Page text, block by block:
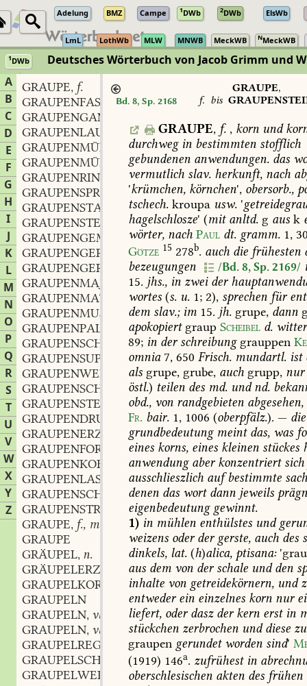
Adelung BMZ Campe 1DWb 2DWb ElsWb
LmL LothWb MLW MNWB MeckWB NMeckWB
1DWb Deutsches Wörterbuch von Jacob Grimm und
A
B
C
D
E
F
G
H
I
J
K
L
M
N
O
P
Q
R
S
T
U
V
W
X
Y
Z
GRAUPE, f.
GRAUPENFASZ
GRAUPENGANG
GRAUPENLAUF
GRAUPENMÜHLE
GRAUPENMÜLLEREI
GRAUPENRING
GRAUPENSPRUNG
GRAUPENSTAMPFE
GRAUPENSTEIN
GRAUPENGEMÜSE
GRAUPENGERICHT
GRAUPENGERSTE
GRAUPENMAJOR
GRAUPENMATZ
GRAUPENMUS
GRAUPENPALAIS
GRAUPENSCHLEIM
GRAUPENSUPPE
GRAUPENWEINSUPPE
GRAUPENSCHNEE
GRAUPENSTEIN
GRAUPENDRUSE
GRAUPENERZ
GRAUPENFORM
GRAUPENKOBALT
GRAUPENLASUR
GRAUPENSCHÖRL
GRAUPENSTREICHEN,vb.
GRAUPE, f., m.
GRAUPE
GRÄUPEL, n.
GRÄUPELERZ
GRAUPELKORN
GRAUPELN
GRAUPELN, vb.
GRAUPELN, vb.
GRAUPELREGEN
m.
GRAUPELSCHAUER,m.
GRAUPELWERK
Bd. 8, Sp. 2168
GRAUPE,
f. bis
GRAUPE, f. , kornund
durchwegin bestimmten stofflich
gebundenen anwendungen. das
vermutlich slav. herkunft, nach
'krümchen, körnchen', obersorb.,
tschech. kroupa usw. '
hagelschlosze' (mitanltd. g aus k
wörter, nach Paul dt. gramm. 1,
Götze 15 278b. auch die frühesten
bezeugungen
/Bd. 8, Sp. 2169/
15. jhs., in zweider
wortes (s. u. 1; 2), sprechen für
dem slav.;im 15. jh. grupe, dann
apokopiertgraup Scheibel d.
89; in derschreibunggrauppen
omnia 7, 650 Frisch. mundartl. ist
als grupe, grube, auch grupp, nur
östl.) teilen des md. undnd.
obd., von randgebieten abgesehen,
Fr. bair. 1, 1006 (oberpfälz.). — die
grundbedeutungmeintdas, was
eines korns, eines kleinen stückes
anwendungaberkonzentriertsich
ausschlieszlich aufbestimmte
denen das wortdann jeweils
eigenbedeutunggewinnt.
1) in mühlen enthülstes und
weizens oderdergerste, auch des
dinkels, lat. (h)alica, ptisana:
aus dem von derschale undden
inhalte von getreidekörnern, und
entwederein einzelnes korn nur
liefert, oderdaszderkern erstin
stückchen zerbrochen unddiese zu
graupen gerundetworden sind'
(1919) 146a. zufrühestin
oberschlesischen akten des frühen